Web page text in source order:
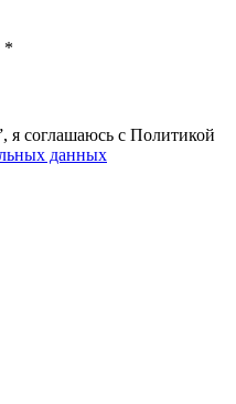
*
я соглашаюсь с Политикой
данных